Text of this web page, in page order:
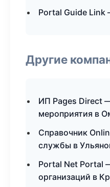
Portal Guide
Другие
ИП Pages Direct
мероприятия в
Справочник
службы в
Portal Net Portal
организаций в